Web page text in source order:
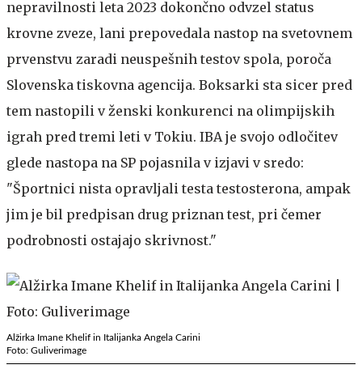
nepravilnosti leta 2023 dokončno odvzel status
krovne zveze, lani prepovedala nastop na svetovnem
prvenstvu zaradi neuspešnih testov spola, poroča
Slovenska tiskovna agencija. Boksarki sta sicer pred
tem nastopili v ženski konkurenci na olimpijskih
igrah pred tremi leti v Tokiu. IBA je svojo odločitev
glede nastopa na SP pojasnila v izjavi v sredo:
"Športnici nista opravljali testa testosterona, ampak
jim je bil predpisan drug priznan test, pri čemer
podrobnosti ostajajo skrivnost."
Alžirka Imane Khelif in Italijanka Angela Carini
Foto: Guliverimage